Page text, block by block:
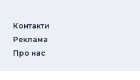
Контакти
Реклама
Про нас